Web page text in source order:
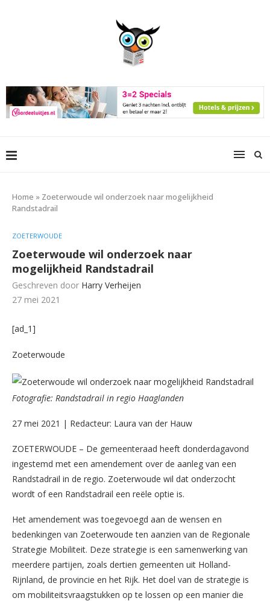
Home » Zoeterwoude wil onderzoek naar mogelijkheid
Randstadrail
ZOETERWOUDE
Zoeterwoude wil onderzoek naar
mogelijkheid Randstadrail
Geschreven door Harry Verheijen
27 mei 2021
[ad_1]
Zoeterwoude
Fotografie: Randstadrail in regio Haaglanden
27 mei 2021 | Redacteur: Laura van der Hauw
ZOETERWOUDE – De gemeenteraad heeft donderdagavond
ingestemd met een amendement over de aanleg van een
Randstadrail in de regio. Zoeterwoude wil dat onderzocht
wordt of een Randstadrail een reële optie is.
Het amendement was toegevoegd aan de wensen en
bedenkingen van Zoeterwoude ten aanzien van de Regionale
Strategie Mobiliteit. Deze strategie is een samenwerking van
meerdere partijen, zoals dertien gemeenten uit Holland-
Rijnland, de provincie en het Rijk. Het doel van de strategie is
om mobiliteitsvraagstukken op te lossen op een manier die